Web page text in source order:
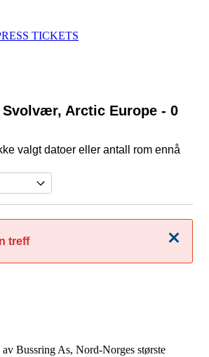
TICKETS
Arctic Europe - 0
valgt datoer eller antall rom ennå
Lukk
treff
Bussring As, Nord-Norges største